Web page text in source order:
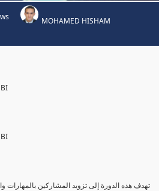
MOHAMED HISHAM
تهدف هذه الدورة إلى تزويد المشاركين بالمهارات